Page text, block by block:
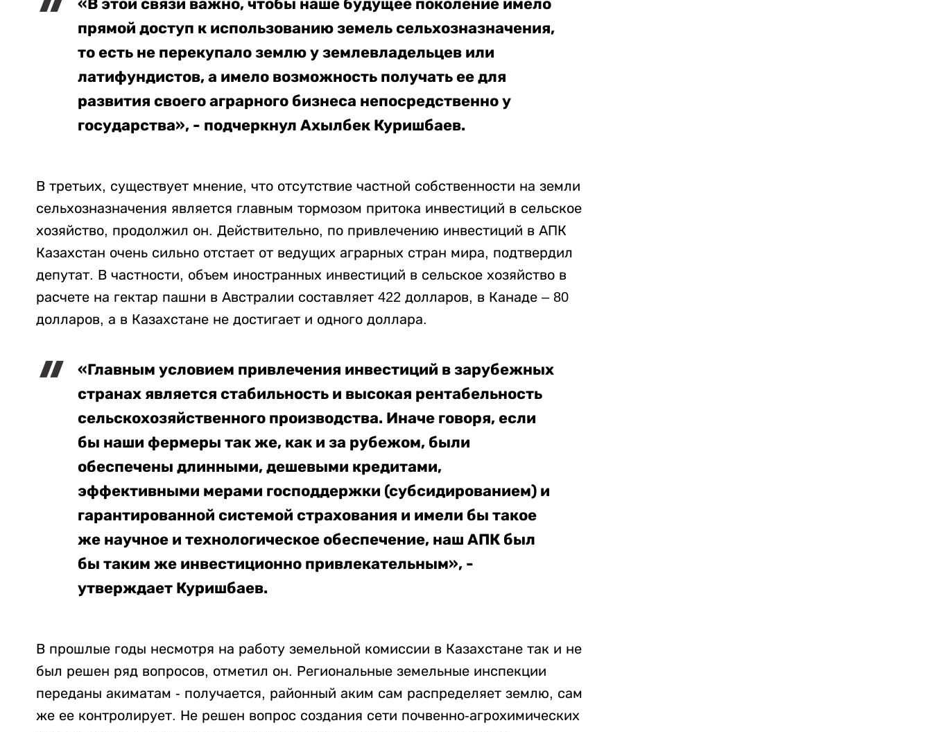
«В этой связи важно, чтобы наше будущее поколение имело
прямой доступ к использованию земель сельхозназначения,
то есть не перекупало землю у землевладельцев или
латифундистов, а имело возможность получать ее для
развития своего аграрного бизнеса непосредственно у
государства», - подчеркнул Ахылбек Куришбаев.
В третьих, существует мнение, что отсутствие частной собственности на земли
сельхозназначения является главным тормозом притока инвестиций в сельское
хозяйство, продолжил он. Действительно, по привлечению инвестиций в АПК
Казахстан очень сильно отстает от ведущих аграрных стран мира, подтвердил
депутат. В частности, объем иностранных инвестиций в сельское хозяйство в
расчете на гектар пашни в Австралии составляет 422 долларов, в Канаде – 80
долларов, а в Казахстане не достигает и одного доллара.
«Главным условием привлечения инвестиций в зарубежных
странах является стабильность и высокая рентабельность
сельскохозяйственного производства. Иначе говоря, если
бы наши фермеры так же, как и за рубежом, были
обеспечены длинными, дешевыми кредитами,
эффективными мерами господдержки (субсидированием) и
гарантированной системой страхования и имели бы такое
же научное и технологическое обеспечение, наш АПК был
бы таким же инвестиционно привлекательным», -
утверждает Куришбаев.
В прошлые годы несмотря на работу земельной комиссии в Казахстане так и не
был решен ряд вопросов, отметил он. Региональные земельные инспекции
переданы акиматам - получается, районный аким сам распределяет землю, сам
же ее контролирует. Не решен вопрос создания сети почвенно-агрохимических